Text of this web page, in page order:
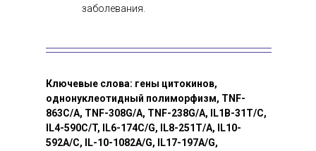
Ключевые слова: гены цитокинов,
однонуклеотидный полиморфизм, TNF-
863C/A, TNF-308G/A, TNF-238G/A, IL1B-31T/C,
IL4-590C/T, IL6-174C/G, IL8-251T/A, IL10-
592A/C, IL-10-1082A/G, IL17-197A/G,
заболевания.